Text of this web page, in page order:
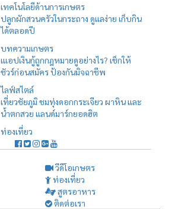
เทคโนโลยีด้านการเกษตร
ปลูกผักสวนครัวในกระถาง ดูแลง่าย เก็บกิน
ได้ตลอดปี
บทความเกษตร
เแอปเงินกู้ถูกกฎหมายดูอย่างไร? เช็กให้
ชัวร์ก่อนสมัคร ป้องกันมิจฉาชีพ
ไลฟ์สไตล์
เที่ยวชัยภูมิ ชมทุ่งดอกกระเจียว ผาหิน และ
น้ำตกสวย แลนด์มาร์กยอดฮิต
ท่องเที่ยว
วีดีโอเกษตร
ท่องเที่ยว
สูตรอาหาร
ติดต่อเรา